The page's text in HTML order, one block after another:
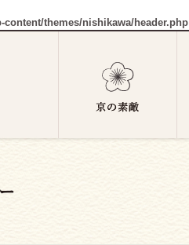
themes/nishikawa/header.php